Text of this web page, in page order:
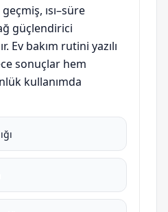
ısı–süre
güçlendirici
Ev bakım rutini yazılı
sonuçlar hem
kullanımda